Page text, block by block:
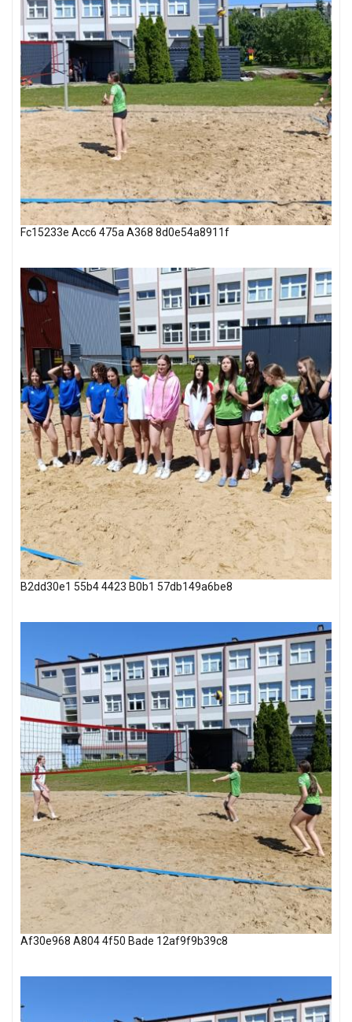
Fc15233e Acc6 475a A368 8d0e54a8911f
B2dd30e1 55b4 4423 B0b1 57db149a6be8
Af30e968 A804 4f50 Bade 12af9f9b39c8